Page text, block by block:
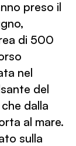
preso il
di 500
nel
del
dalla
al mare.
sulla